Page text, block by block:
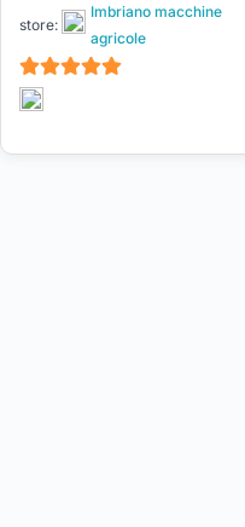
store:
Imbriano macchine
agricole
5